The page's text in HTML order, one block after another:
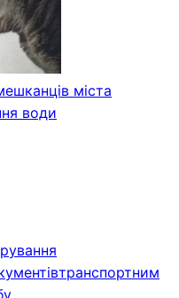
міста
води
транспортним